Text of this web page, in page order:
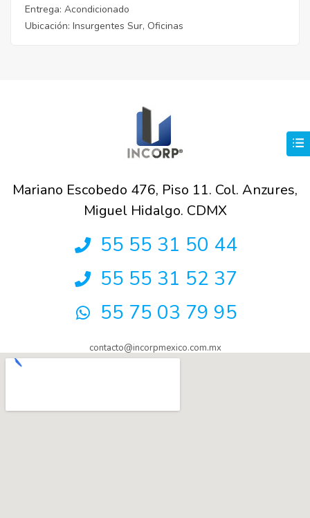
Entrega: Acondicionado
Ubicación: Insurgentes Sur, Oficinas
Mariano Escobedo 476, Piso 11. Col. Anzures,
Miguel Hidalgo. CDMX
55 55 31 50 44
55 55 31 52 37
55 75 03 79 95
contacto@incorpmexico.com.mx